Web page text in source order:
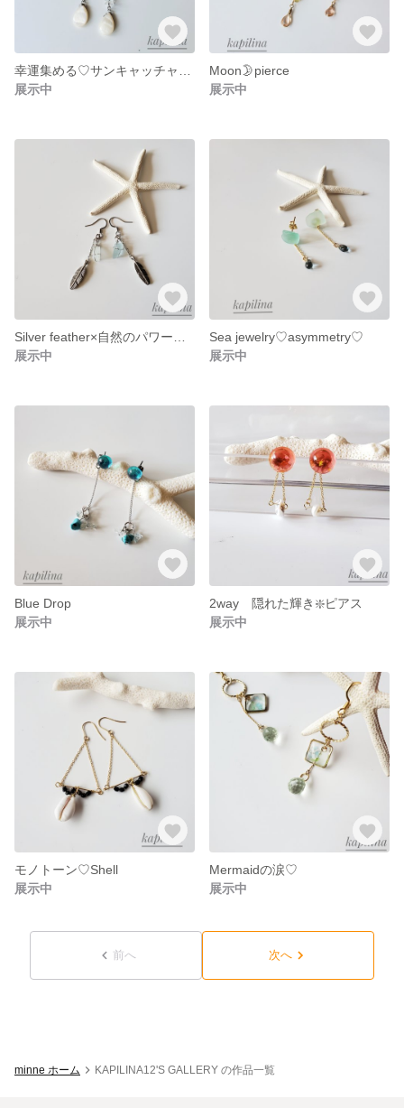
展示中
Moon🌛pierce
展示中
展示中
Sea jewelry♡asymmetry♡
展示中
Blue Drop
展示中
2way 隠れた輝き❇️ピアス
展示中
モノトーン♡Shell
展示中
Mermaidの涙♡
展示中
前へ 次へ
minne ホーム KAPILINA12'S GALLERY の作品一覧